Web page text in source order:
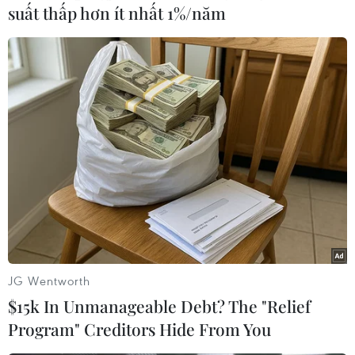
Vàng bạc Đá quý Sài Gòn niêm yết giá vàng SJC
tại thị trường Hà Nội ở mức 70,05 triệu đồng-
70,77 triệu đồng/lượng (mua vào-bán ra)./.
(TTXVN/Vietnam+)
suất thấp hơn ít nhất 1%/năm
JG Wentworth
$15k In Unmanageable Debt? The "Relief
Program" Creditors Hide From You